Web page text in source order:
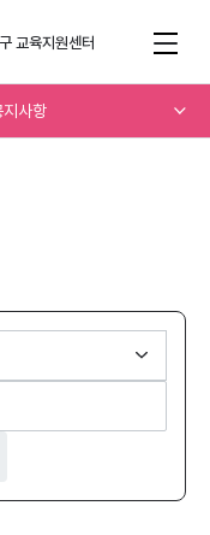
교육지원센터
지사항